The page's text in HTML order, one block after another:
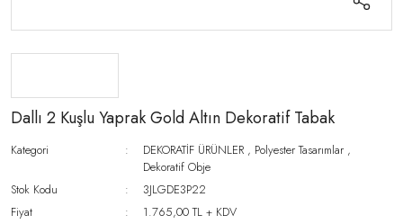
Dallı 2 Kuşlu Yaprak Gold Altın Dekoratif Tabak
Kategori DEKORATİF ÜRÜNLER , Polyester Tasarımlar ,
Dekoratif Obje
Stok Kodu
3JLGDE3P22
Fiyat
1.765,00 TL + KDV